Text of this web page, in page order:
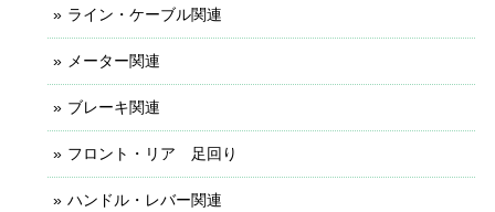
ライン・ケーブル関連
メーター関連
ブレーキ関連
フロント・リア 足回り
ハンドル・レバー関連